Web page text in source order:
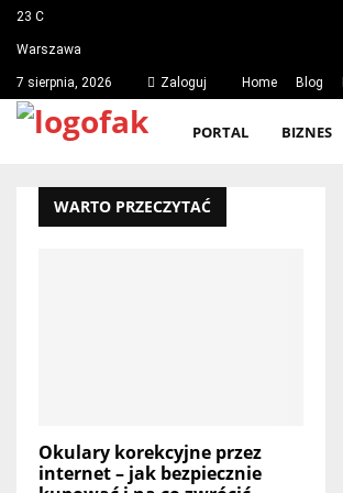
23 C
Warszawa
7 sierpnia, 2026 Zaloguj Home Blog
PORTAL BIZNES
WARTO PRZECZYTAĆ
Okulary korekcyjne przez
internet – jak bezpiecznie